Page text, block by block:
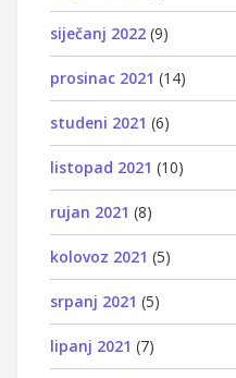
siječanj 2022 (9)
prosinac 2021 (14)
studeni 2021 (6)
listopad 2021 (10)
rujan 2021 (8)
kolovoz 2021 (5)
srpanj 2021 (5)
lipanj 2021 (7)